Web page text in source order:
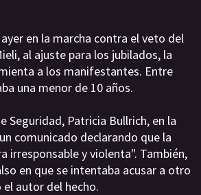
en la marcha contra el veto del
al ajuste para los jubilados, la
a los manifestantes. Entre
una menor de 10 años.
Seguridad, Patricia Bullrich, en la
comunicado declarando que la
irresponsable y violenta". También,
en que se intentaba acusar a otro
autor del hecho.